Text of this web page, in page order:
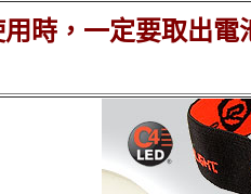
時，一定要取出